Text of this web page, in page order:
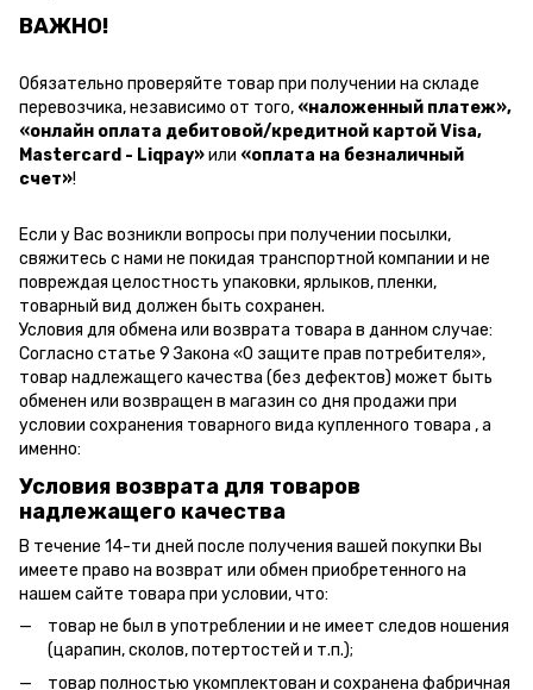
ВАЖНО!
Обязательно проверяйте товар при получении на складе
перевозчика, независимо от того, «наложенный платеж»,
«онлайн оплата дебитовой/кредитной картой Visa,
Mastercard - Liqpay»или «оплата на безналичный
счет»!
Если у Вас возникли вопросы при получении посылки,
свяжитесь с нами не покидая транспортной компании и не
повреждая целостность упаковки, ярлыков, пленки,
товарный вид должен быть сохранен.
Условия для обмена или возврата товара в данном случае:
Согласно статье 9 Закона «О защите прав потребителя»,
товар надлежащего качества (без дефектов) может быть
обменен или возвращен в магазин со дня продажи при
условии сохранения товарного вида купленного товара , а
именно:
Условия возврата для товаров
надлежащего качества
В течение 14-ти дней после получения вашей покупки Вы
имеете право на возврат или обмен приобретенного на
нашем сайте товара при условии, что:
товар не был в употреблении и не имеет следов ношения
(царапин, сколов, потертостей и т.п.);
товар полностью укомплектован и сохранена фабричная